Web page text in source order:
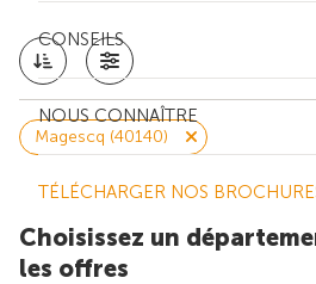
CONSEILS
NOUS CONNAÎTRE
TÉLÉCHARGER NOS
Magescq (40140)
Choisissez un
les offres